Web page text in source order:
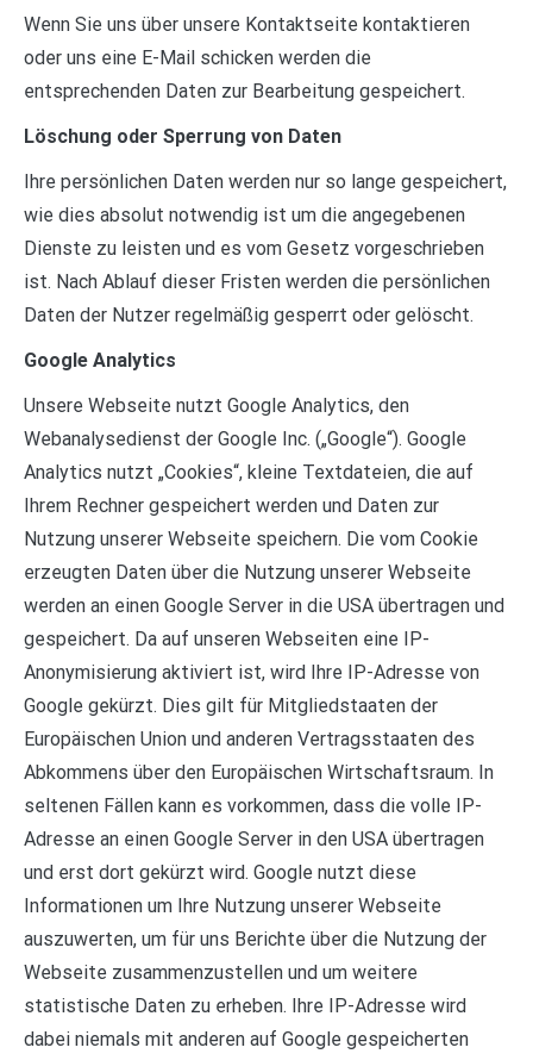
Wenn Sie uns über unsere Kontaktseite kontaktieren
oder uns eine E-Mail schicken werden die
entsprechenden Daten zur Bearbeitung gespeichert.
Löschung oder Sperrung von Daten
Ihre persönlichen Daten werden nur so lange gespeichert,
wie dies absolut notwendig ist um die angegebenen
Dienste zu leisten und es vom Gesetz vorgeschrieben
ist. Nach Ablauf dieser Fristen werden die persönlichen
Daten der Nutzer regelmäßig gesperrt oder gelöscht.
Google Analytics
Unsere Webseite nutzt Google Analytics, den
Webanalysedienst der Google Inc. („Google“). Google
Analytics nutzt „Cookies“, kleine Textdateien, die auf
Ihrem Rechner gespeichert werden und Daten zur
Nutzung unserer Webseite speichern. Die vom Cookie
erzeugten Daten über die Nutzung unserer Webseite
werden an einen Google Server in die USA übertragen und
gespeichert. Da auf unseren Webseiten eine IP-
Anonymisierung aktiviert ist, wird Ihre IP-Adresse von
Google gekürzt. Dies gilt für Mitgliedstaaten der
Europäischen Union und anderen Vertragsstaaten des
Abkommens über den Europäischen Wirtschaftsraum. In
seltenen Fällen kann es vorkommen, dass die volle IP-
Adresse an einen Google Server in den USA übertragen
und erst dort gekürzt wird. Google nutzt diese
Informationen um Ihre Nutzung unserer Webseite
auszuwerten, um für uns Berichte über die Nutzung der
Webseite zusammenzustellen und um weitere
statistische Daten zu erheben. Ihre IP-Adresse wird
dabei niemals mit anderen auf Google gespeicherten